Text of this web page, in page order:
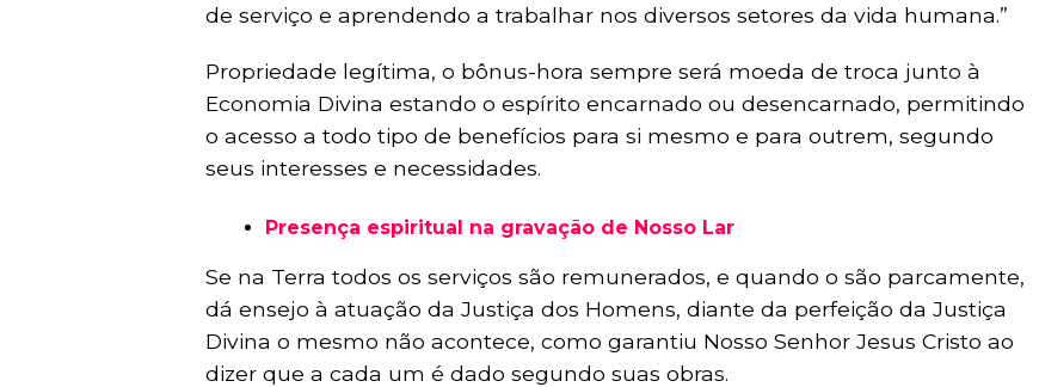
de serviço e aprendendo a trabalhar nos diversos setores da vida humana.”
Propriedade legítima, o bônus-hora sempre será moeda de troca junto à
Economia Divina estando o espírito encarnado ou desencarnado, permitindo
o acesso a todo tipo de benefícios para si mesmo e para outrem, segundo
seus interesses e necessidades.
Presença espiritual na gravação de Nosso Lar
Se na Terra todos os serviços são remunerados, e quando o são parcamente,
dá ensejo à atuação da Justiça dos Homens, diante da perfeição da Justiça
Divina o mesmo não acontece, como garantiu Nosso Senhor Jesus Cristo ao
dizer que a cada um é dado segundo suas obras.